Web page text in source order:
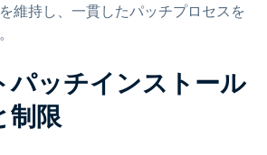
維持し、一貫したパッチプロセスを
パッチインストール
制限